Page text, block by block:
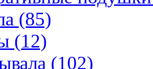
(85)
(12)
(102)